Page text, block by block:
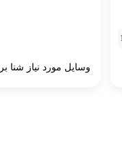
وسایل مورد نیاز شنا